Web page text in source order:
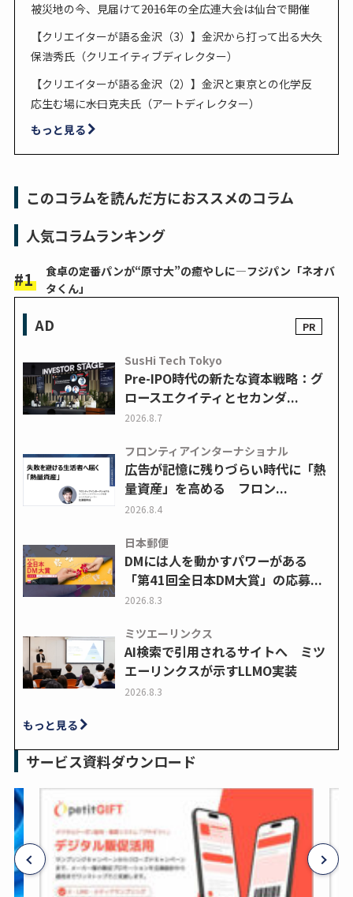
被災地の今、見届けて――2016年の全広連大会は仙台で開催
【クリエイターが語る金沢（3）】金沢から打って出る――大久
保浩秀氏（クリエイティブディレクター）
【クリエイターが語る金沢（2）】金沢と東京との化学反
応生む場に――水口克夫氏（アートディレクター）
もっと見る
このコラムを読んだ方におススメのコラム
人気コラムランキング
食卓の定番パンが“原寸大”の癒やしに―フジパン「ネオバ
タくん」
AD
SusHi Tech Tokyo
Pre-IPO時代の新たな資本戦略：グ
ロースエクイティとセカンダ...
2026.8.7
フロンティアインターナショナル
広告が記憶に残りづらい時代に「熱
量資産」を高める フロン...
2026.8.4
日本郵便
DMには人を動かすパワーがある
「第41回全日本DM大賞」の応募...
2026.8.3
ミツエーリンクス
AI検索で引用されるサイトへ ミツ
エーリンクスが示すLLMO実装
2026.8.3
もっと見る
サービス資料ダウンロード